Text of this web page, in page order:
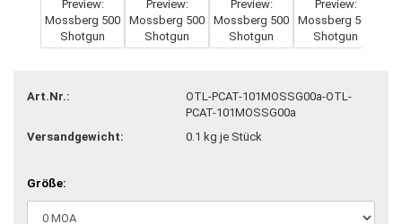
Art.Nr.:
OTL-PCAT-101MOSSG00a-OTL-
PCAT-101MOSSG00a
Versandgewicht:
0.1 kg je Stück
Größe: